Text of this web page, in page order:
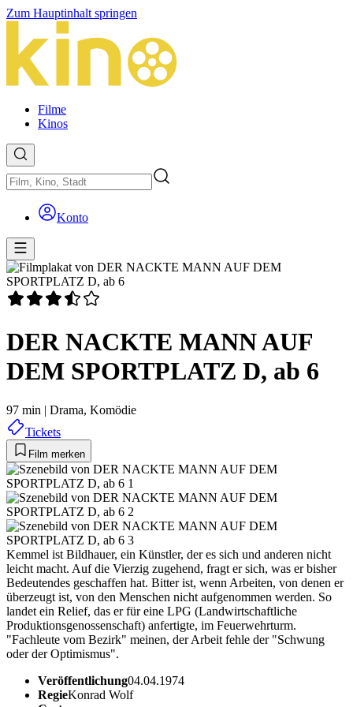
Zum Hauptinhalt springen
Filme
Kinos
Konto
DER NACKTE MANN AUF
DEM SPORTPLATZ D, ab 6
97 min | Drama, Komödie
Tickets
Film merken
Kemmel ist Bildhauer, ein Künstler, der es sich und anderen nicht
leicht macht. Auf die Vierzig zugehend, fragt er sich, was er bisher
Bedeutendes geschaffen hat. Bitter ist, wenn Arbeiten, von denen er
überzeugt ist, von den Menschen nicht aufgenommen werden. So
landet ein Relief, das er für eine LPG (Landwirtschaftliche
Produktionsgenossenschaft) anfertigte, im Feuerwehrturm.
"Fachleute vom Bezirk" meinen, der Arbeit fehle der "Schwung
oder der Optimismus".
Veröffentlichung04.04.1974
RegieKonrad Wolf